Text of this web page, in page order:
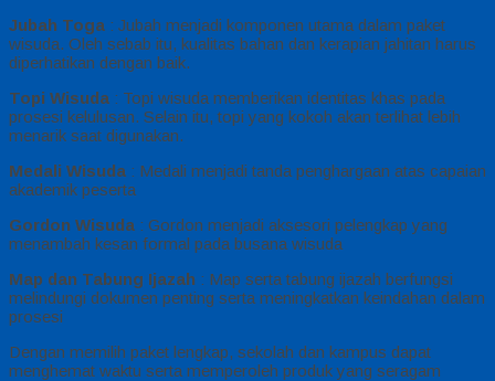
Jubah Toga : Jubah menjadi komponen utama dalam paket
wisuda. Oleh sebab itu, kualitas bahan dan kerapian jahitan harus
diperhatikan dengan baik.
Topi Wisuda : Topi wisuda memberikan identitas khas pada
prosesi kelulusan. Selain itu, topi yang kokoh akan terlihat lebih
menarik saat digunakan.
Medali Wisuda : Medali menjadi tanda penghargaan atas capaian
akademik peserta
Gordon Wisuda : Gordon menjadi aksesori pelengkap yang
menambah kesan formal pada busana wisuda
Map dan Tabung Ijazah : Map serta tabung ijazah berfungsi
melindungi dokumen penting serta meningkatkan keindahan dalam
prosesi
Dengan memilih paket lengkap, sekolah dan kampus dapat
menghemat waktu serta memperoleh produk yang seragam